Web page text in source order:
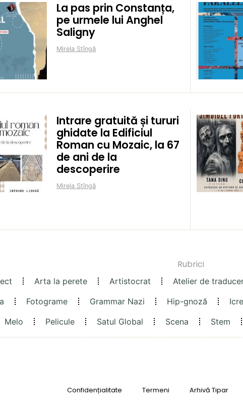
La pas prin Constanța,
pe urmele lui Anghel
Saligny
Mirela Stîngă
Intrare gratuită și tururi
ghidate la Edificiul
Roman cu Mozaic, la 67
de ani de la
descoperire
Mirela Stîngă
Rubrici
Arta la perete Artistocrat Atelier de
Fotograme Grammar Nazi Hip-gnoză
Melo Pelicule Satul Global Scena Stem
Confidențialitate Termeni Arhivă Tipar